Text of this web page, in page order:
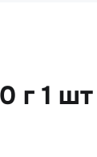
г 1 шт